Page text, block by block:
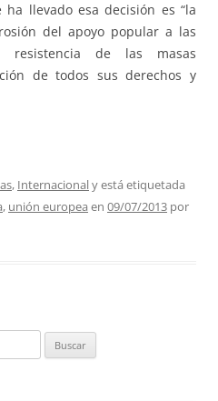
ha llevado esa decisión es “la
del apoyo popular a las
resistencia de las masas
de todos sus derechos y
, Internacionaly está etiquetada
, unión europea en 09/07/2013 por